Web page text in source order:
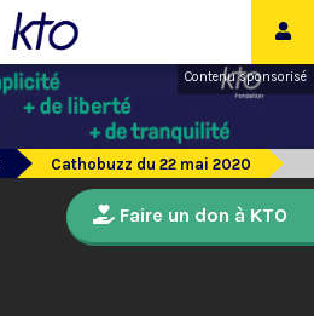
Contenu sponsorisé
Cathobuzz du 22 mai 2020
Faire un don à KTO